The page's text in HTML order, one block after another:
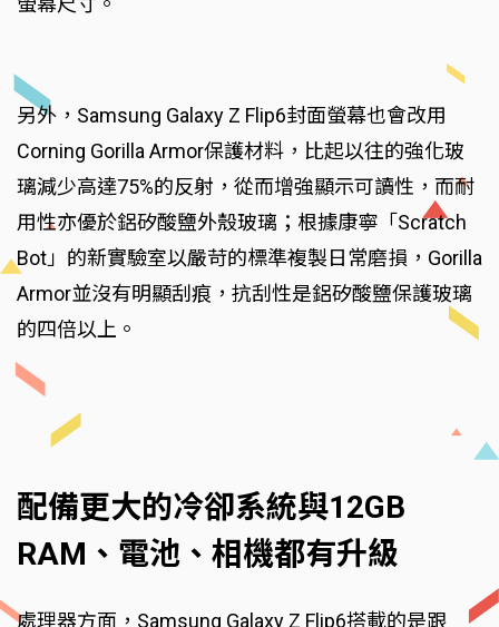
另外，Samsung Galaxy Z Flip6封面螢幕也會改用
Corning Gorilla Armor保護材料，比起以往的強化玻
璃減少高達75%的反射，從而增強顯示可讀性，而耐
用性亦優於鋁矽酸鹽外殼玻璃；根據康寧「Scratch
Bot」的新實驗室以嚴苛的標準複製日常磨損，Gorilla
Armor並沒有明顯刮痕，抗刮性是鋁矽酸鹽保護玻璃
的四倍以上。
配備更大的冷卻系統與12GB
RAM、電池、相機都有升級
處理器方面，Samsung Galaxy Z Flip6搭載的是跟